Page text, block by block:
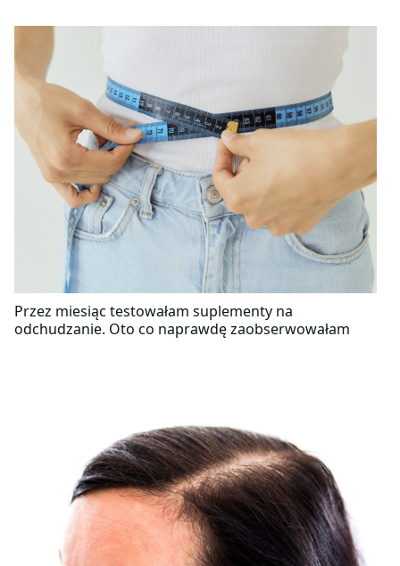
Przez miesiąc testowałam suplementy na
odchudzanie. Oto co naprawdę zaobserwowałam